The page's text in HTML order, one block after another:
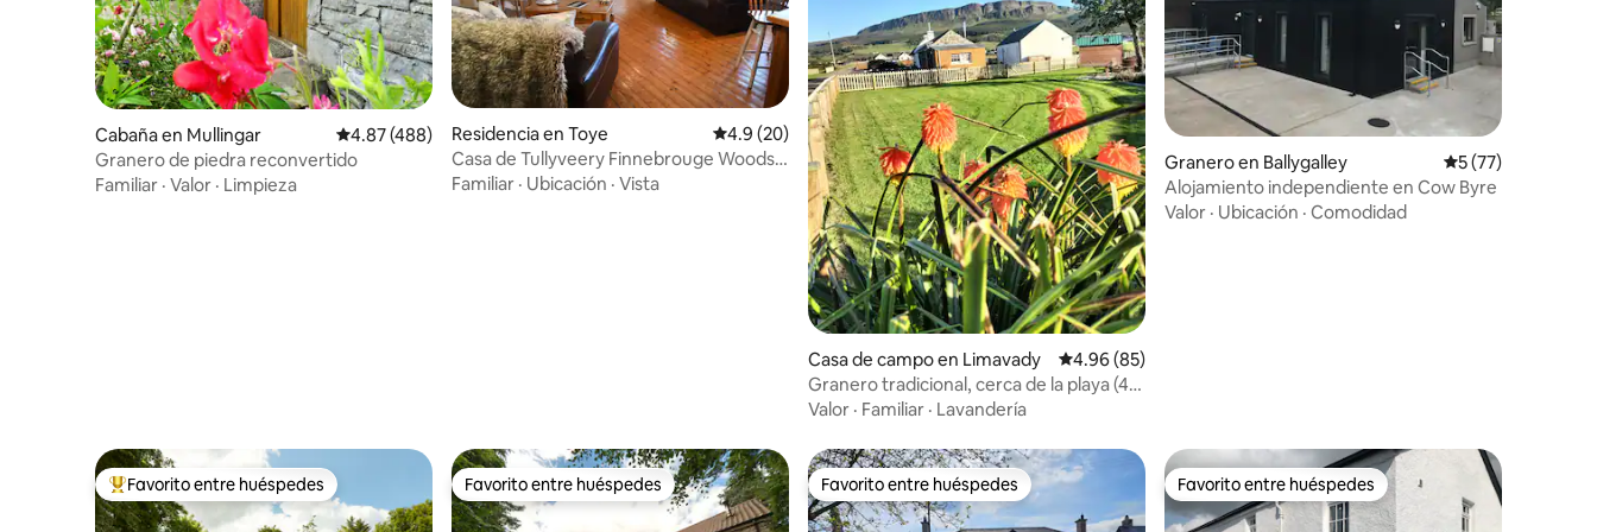
Cabaña en Mullingar Calificación promedio: 4.87 de 5; 488 evaluaciones
4.87 (488)
Granero de piedra reconvertido
Familiar · Valor · Limpieza
Residencia en Toye Calificación promedio: 4.9 de 5; 20 evaluaciones
4.9 (20)
Casa de Tullyveery Finnebrouge Woods
Juego de Tronos
Familiar · Ubicación · Vista
Casa de campo en Limavady Calificación promedio: 4.96 de 5; 85 evaluaciones
4.96 (85)
Granero tradicional, cerca de la playa (4
millas)
Valor · Familiar · Lavandería
Granero en Ballygalley Calificación
5 (77)
Alojamiento independiente en Cow Byre
Valor · Ubicación · Comodidad
De los mejores en Favorito entre huéspedes
Favorito entre huéspedes Favorito entre huéspedes
Favorito entre huéspedes Favorito entre huéspedes
Favorito entre huéspedes Favorito entre huéspedes
Favorito entre huéspedes